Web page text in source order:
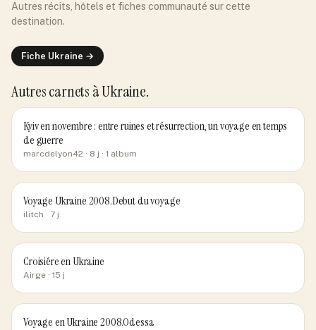
Autres récits, hôtels et fiches communauté sur cette
destination.
Fiche Ukraine →
Autres carnets à Ukraine.
Kyiv en novembre : entre ruines et résurrection, un voyage en temps
de guerre
marcdelyon42 · 8 j · 1 album
Voyage Ukraine 2008.Debut du voyage
ilitch · 7 j
Croisiére en Ukraine
Airge · 15 j
Voyage en Ukraine 2008.Odessa